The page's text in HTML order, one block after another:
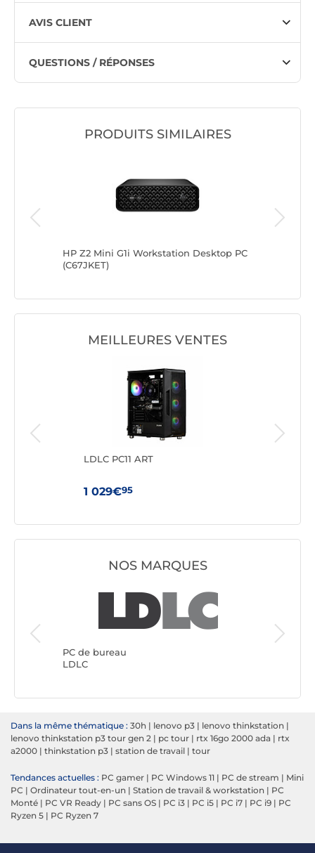
AVIS CLIENT
QUESTIONS / RÉPONSES
PRODUITS SIMILAIRES
HP Z2 Mini G1i Workstation Desktop PC
(C67JKET)
MEILLEURES VENTES
LDLC PC11 ART
1 029€95
NOS MARQUES
PC de bureau
LDLC
PC de
Dans la même thématique : 30h | lenovo p3 | lenovo thinkstation |
lenovo thinkstation p3 tour gen 2 | pc tour | rtx 16go 2000 ada | rtx
a2000 | thinkstation p3 | station de travail | tour
Tendances actuelles : PC gamer | PC Windows 11 | PC de stream | Mini
PC | Ordinateur tout-en-un | Station de travail & workstation | PC
Monté | PC VR Ready | PC sans OS | PC i3 | PC i5 | PC i7 | PC i9 | PC
Ryzen 5 | PC Ryzen 7